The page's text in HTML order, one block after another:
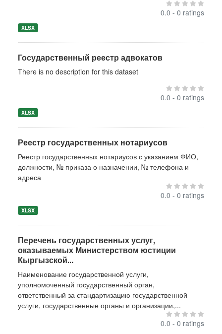
0.0 - 0 ratings
XLSX
Государственный реестр адвокатов
There is no description for this dataset
0.0 - 0 ratings
XLSX
Реестр государственных нотариусов
Реестр государственных нотариусов с указанием ФИО,
должности, № приказа о назначении, № телефона и
адреса
0.0 - 0 ratings
XLSX
Перечень государственных услуг,
оказываемых Министерством юстиции
Кыргызской...
Наименование государственной услуги,
уполномоченный государственный орган,
ответственный за стандартизацию государственной
услуги, государственные органы и организации,...
0.0 - 0 ratings